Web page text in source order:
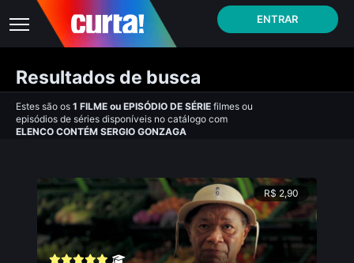
ENTRAR
Resultados de busca
Estes são os 1 FILME ou EPISÓDIO DE SÉRIE filmes ou
episódios de séries disponíveis no catálogo com
ELENCO CONTÉM SERGIO GONZAGA
R$ 2,90